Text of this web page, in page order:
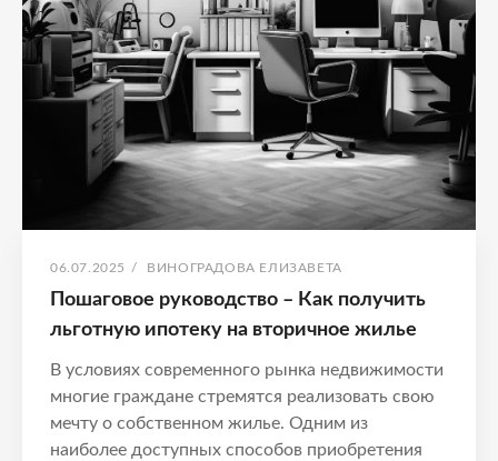
ОПУБЛИКОВАНО
06.07.2025 / АВТОР:
ВИНОГРАДОВА ЕЛИЗАВЕТА
Пошаговое руководство – Как получить
льготную ипотеку на вторичное жилье
В условиях современного рынка недвижимости
многие граждане стремятся реализовать свою
мечту о собственном жилье. Одним из
наиболее доступных способов приобретения